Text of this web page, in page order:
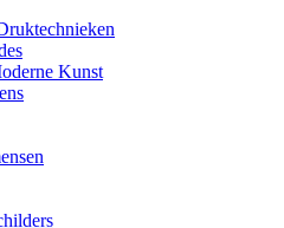
Kunst